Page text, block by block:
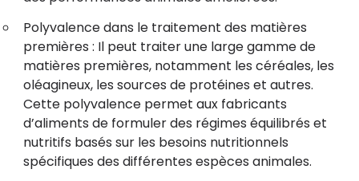
Polyvalence dans le traitement des matières
premières : Il peut traiter une large gamme de
matières premières, notamment les céréales, les
oléagineux, les sources de protéines et autres.
Cette polyvalence permet aux fabricants
d’aliments de formuler des régimes équilibrés et
nutritifs basés sur les besoins nutritionnels
spécifiques des différentes espèces animales.